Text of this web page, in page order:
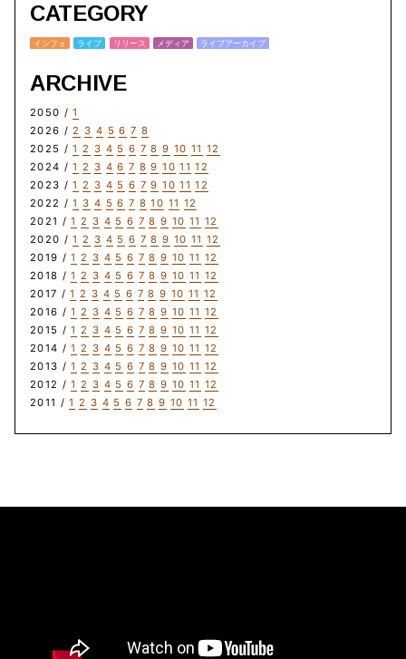
CATEGORY
インフォ ライブ リリース メディア ライブアーカイブ
ARCHIVE
2050 /1
2026 /2 3 4 5 6 7 8
2025 /1 2 3 4 5 6 7 8 9 10 11 12
2024 /1 2 3 4 6 7 8 9 10 11 12
2023 /1 2 3 4 5 6 7 9 10 11 12
2022 /1 3 4 5 6 7 8 10 11 12
2021 /1 2 3 4 5 6 7 8 9 10 11 12
2020 /1 2 3 4 5 6 7 8 9 10 11 12
2019 /1 2 3 4 5 6 7 8 9 10 11 12
2018 /1 2 3 4 5 6 7 8 9 10 11 12
2017 /1 2 3 4 5 6 7 8 9 10 11 12
2016 /1 2 3 4 5 6 7 8 9 10 11 12
2015 /1 2 3 4 5 6 7 8 9 10 11 12
2014 /1 2 3 4 5 6 7 8 9 10 11 12
2013 /1 2 3 4 5 6 7 8 9 10 11 12
2012 /1 2 3 4 5 6 7 8 9 10 11 12
2011 /1 2 3 4 5 6 7 8 9 10 11 12